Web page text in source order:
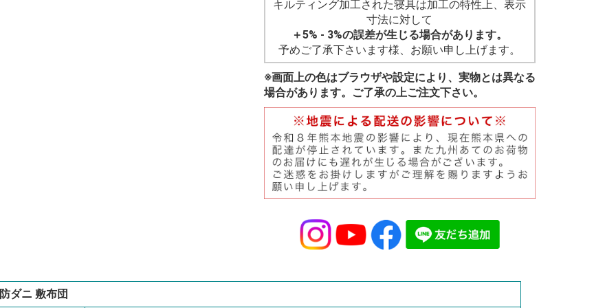
キルティング加工された寝具は加工の特性上、表示
寸法に対して
＋5% - 3%の誤差が生じる場合があります。
予めご了承下さいます様、お願い申し上げます。
※画面上の色はブラウザや設定により、実物とは異なる
場合があります。ご了承の上ご注文下さい。
ダニ 敷布団